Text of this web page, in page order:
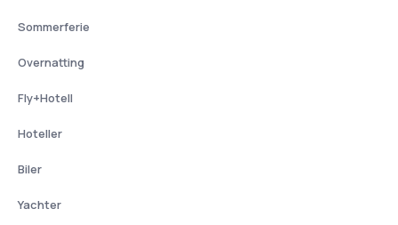
Sommerferie
Overnatting
Fly+Hotell
Hoteller
Biler
Yachter